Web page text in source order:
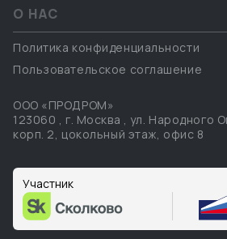
О НАС
Политика конфиденциальности
Пользовательское соглашение
ООО «ПРОДРОМ»
123060 , г. Москва , ул. Народного
корп. 2, цокольный этаж, офис 8
Участник